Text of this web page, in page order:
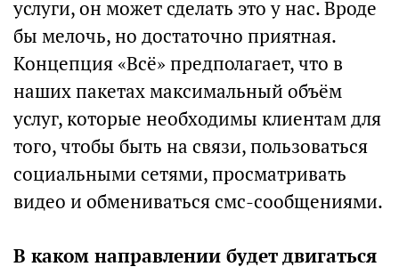
услуги, он может сделать это у нас. Вроде
бы мелочь, но достаточно приятная.
Концепция «Всё» предполагает, что в
наших пакетах максимальный объём
услуг, которые необходимы клиентам для
того, чтобы быть на связи, пользоваться
социальными сетями, просматривать
видео и обмениваться смс-сообщениями.
В каком направлении будет двигаться